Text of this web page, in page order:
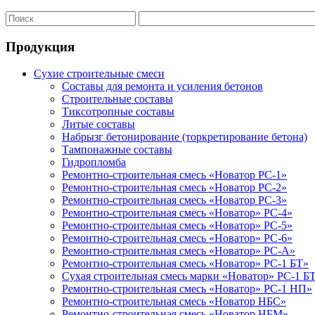
Продукция
Сухие строительные смеси
Составы для ремонта и усиления бетонов
Строительные составы
Тиксотропные составы
Литые составы
Набрызг бетонирование (торкретирование бетона)
Тампонажные составы
Гидропломба
Ремонтно-строительная смесь «Новатор РС-1»
Ремонтно-строительная смесь «Новатор РС-2»
Ремонтно-строительная смесь «Новатор РС-3»
Ремонтно-строительная смесь «Новатор» РС-4»
Ремонтно-строительная смесь «Новатор» РС-5»
Ремонтно-строительная смесь «Новатор» РС-6»
Ремонтно-строительная смесь «Новатор» РС-А»
Ремонтно-строительная смесь «Новатор» РС-1 БТ»
Сухая строительная смесь марки «Новатор» РС-1
Ремонтно-строительная смесь «Новатор» РС-1 НП»
Ремонтно-строительная смесь «Новатор НБС»